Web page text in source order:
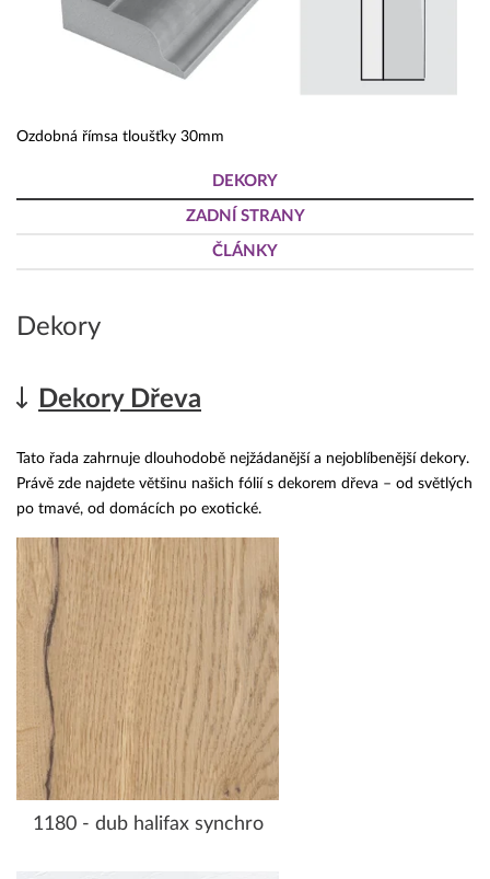
Ozdobná římsa tloušťky 30mm
DEKORY
ZADNÍ STRANY
ČLÁNKY
Dekory
Dekory Dřeva
Tato řada zahrnuje dlouhodobě nejžádanější a nejoblíbenější dekory.
Právě zde najdete většinu našich fólií s dekorem dřeva – od světlých
po tmavé, od domácích po exotické.
1180 - dub halifax synchro